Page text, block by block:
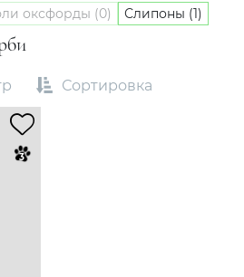
оксфорды (0) Слипоны (1)
Сортировка